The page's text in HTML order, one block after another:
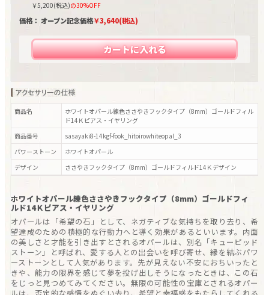
ホワイトオパール練色ささやきフックタイプ（8mm）ゴールドフィ
ルド14Ｋピアス・イヤリング
オパールは「希望の石」として、ネガティブな気持ちを取り去り、希
望達成のための積極的な行動力へと導く効果があるといいます。内面
の美しさと才能を引き出すとされるオパールは、別名「キューピッド
ストーン」と呼ばれ、愛する人との出会いを呼び寄せ、縁を結ぶパワ
ーストーンとして人気があります。先が見えない不安におちいったと
きや、能力の限界を感じて夢を投げ出しそうになったときは、この石
をじっと見つめてみてください。無限の可能性の宝庫とされるオパー
ルは、否定的な感情をぬぐい去り、希望と幸福感をもたらしてくれる
￥5,200(税込)の30%OFF
価格： オープン記念価格￥3,640(税込)
カートに入れる
商品名
ホワイトオパール練色ささやきフックタイプ（8mm）ゴールドフィル
ド14Ｋピアス・イヤリング
商品番号
sasayaki8-14kgf-fook_hitoirowhiteopal_3
パワーストーン
ホワイトオパール
デザイン
ささやきフックタイプ（8mm）ゴールドフィルド14Ｋ デザイン